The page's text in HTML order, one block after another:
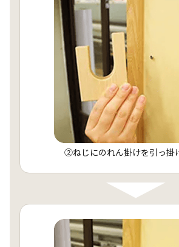
②ねじにのれん掛けを引っ掛